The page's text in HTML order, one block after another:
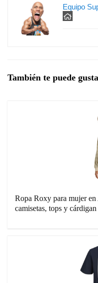
Equipo
También te puede
Ropa Roxy para mujer
camisetas, tops y